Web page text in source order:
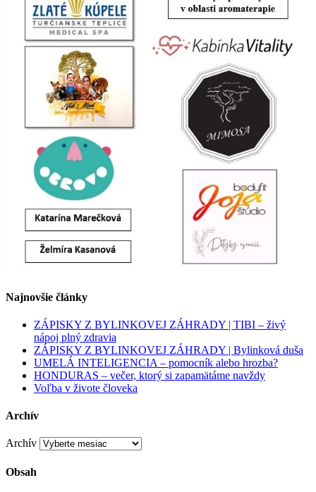
Najnovšie články
ZÁPISKY Z BYLINKOVEJ ZÁHRADY | TIBI – živý
nápoj plný zdravia
ZÁPISKY Z BYLINKOVEJ ZÁHRADY | Bylinková duša
UMELÁ INTELIGENCIA – pomocník alebo hrozba?
HONDURAS – večer, ktorý si zapamätáme navždy
Voľba v živote človeka
Archív
Archív
Obsah